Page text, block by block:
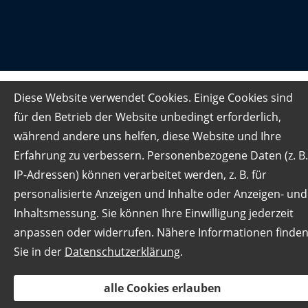
Diese Website verwendet Cookies. Einige Cookies sind
für den Betrieb der Website unbedingt erforderlich,
während andere uns helfen, diese Website und Ihre
Erfahrung zu verbessern. Personenbezogene Daten (z. B.
IP-Adressen) können verarbeitet werden, z. B. für
personalisierte Anzeigen und Inhalte oder Anzeigen- und
Inhaltsmessung. Sie können Ihre Einwilligung jederzeit
anpassen oder widerrufen. Nähere Informationen finden
Sie in der Datenschutzerklärung.
alle Cookies erlauben